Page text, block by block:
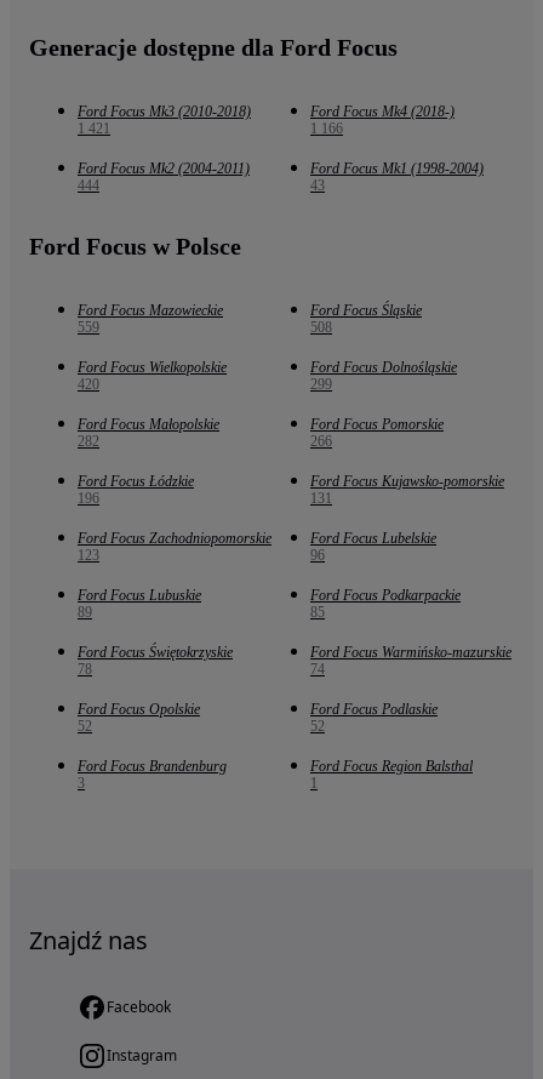
Generacje dostępne dla Ford Focus
Ford Focus Mk3 (2010-2018)
1 421
Ford Focus Mk4 (2018-)
1 166
Ford Focus Mk2 (2004-2011)
444
Ford Focus Mk1 (1998-2004)
43
Ford Focus w Polsce
Ford Focus Mazowieckie
559
Ford Focus Śląskie
508
Ford Focus Wielkopolskie
420
Ford Focus Dolnośląskie
299
Ford Focus Małopolskie
282
Ford Focus Pomorskie
266
Ford Focus Łódzkie
196
Ford Focus Kujawsko-pomorskie
131
Ford Focus Zachodniopomorskie
123
Ford Focus Lubelskie
96
Ford Focus Lubuskie
89
Ford Focus Podkarpackie
85
Ford Focus Świętokrzyskie
78
Ford Focus Warmińsko-mazurskie
74
Ford Focus Opolskie
52
Ford Focus Podlaskie
52
Ford Focus Brandenburg
3
Ford Focus Region Balsthal
1
Znajdź nas
Facebook
Instagram